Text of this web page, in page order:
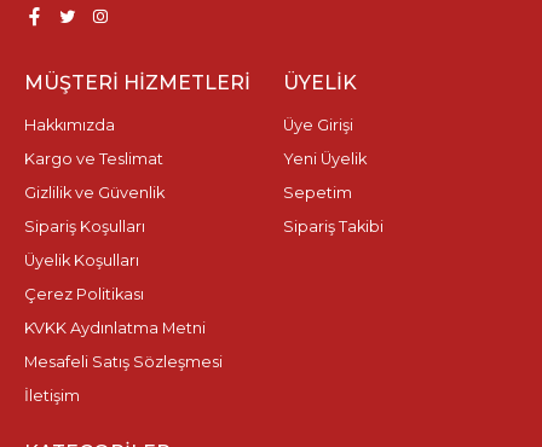
MÜŞTERI HIZMETLERI
Hakkımızda
Kargo ve Teslimat
Gizlilik ve Güvenlik
Sipariş Koşulları
Üyelik Koşulları
Çerez Politikası
KVKK Aydınlatma Metni
Mesafeli Satış Sözleşmesi
İletişim
ÜYELIK
Üye Girişi
Yeni Üyelik
Sepetim
Sipariş Takibi